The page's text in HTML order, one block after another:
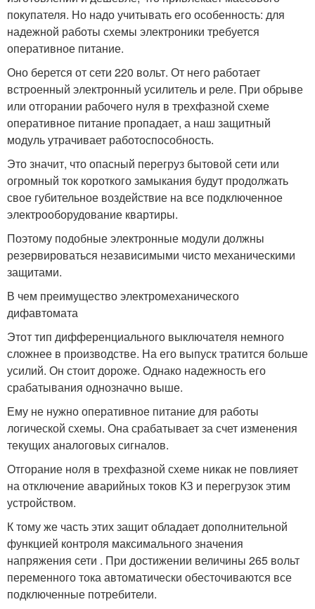
покупателя. Но надо учитывать его особенность: для
надежной работы схемы электроники требуется
оперативное питание.
Оно берется от сети 220 вольт. От него работает
встроенный электронный усилитель и реле. При обрыве
или отгорании рабочего нуля в трехфазной схеме
оперативное питание пропадает, а наш защитный
модуль утрачивает работоспособность.
Это значит, что опасный перегруз бытовой сети или
огромный ток короткого замыкания будут продолжать
свое губительное воздействие на все подключенное
электрооборудование квартиры.
Поэтому подобные электронные модули должны
резервироваться независимыми чисто механическими
защитами.
В чем преимущество электромеханического
дифавтомата
Этот тип дифференциального выключателя немного
сложнее в производстве. На его выпуск тратится больше
усилий. Он стоит дороже. Однако надежность его
срабатывания однозначно выше.
Ему не нужно оперативное питание для работы
логической схемы. Она срабатывает за счет изменения
текущих аналоговых сигналов.
Отгорание ноля в трехфазной схеме никак не повлияет
на отключение аварийных токов КЗ и перегрузок этим
устройством.
К тому же часть этих защит обладает дополнительной
функцией контроля максимального значения
напряжения сети . При достижении величины 265 вольт
переменного тока автоматически обесточиваются все
подключенные потребители.